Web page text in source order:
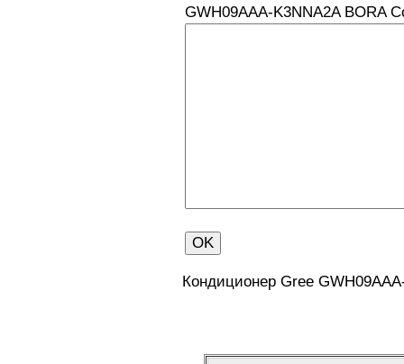
GWH09AAA-K3NNA2A BORA
Кондиционер Gree